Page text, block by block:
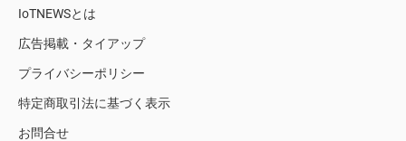
IoTNEWSとは
広告掲載・タイアップ
プライバシーポリシー
特定商取引法に基づく表示
お問合せ